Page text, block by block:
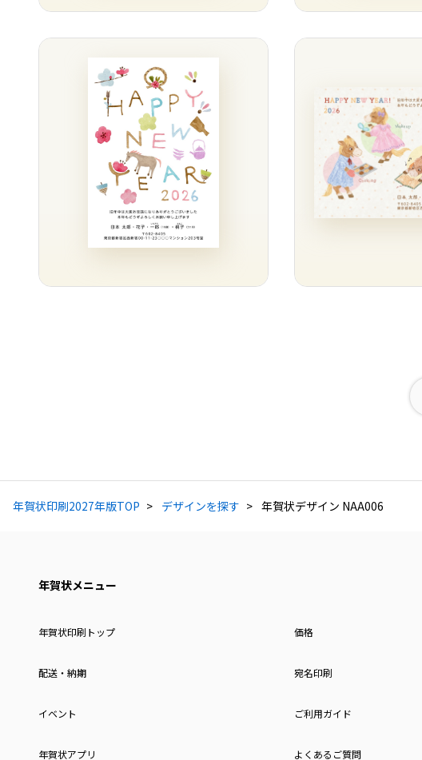
年賀状印刷2027年版TOP デザインを探す 年賀状デザイン NAA006
年賀状メニュー
年賀状印刷トップ 価格
配送・納期 宛名印刷
イベント ご利用ガイド
年賀状アプリ よくあるご質問